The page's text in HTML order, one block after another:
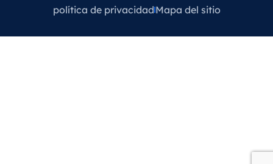
política de privacidadMapa del sitio